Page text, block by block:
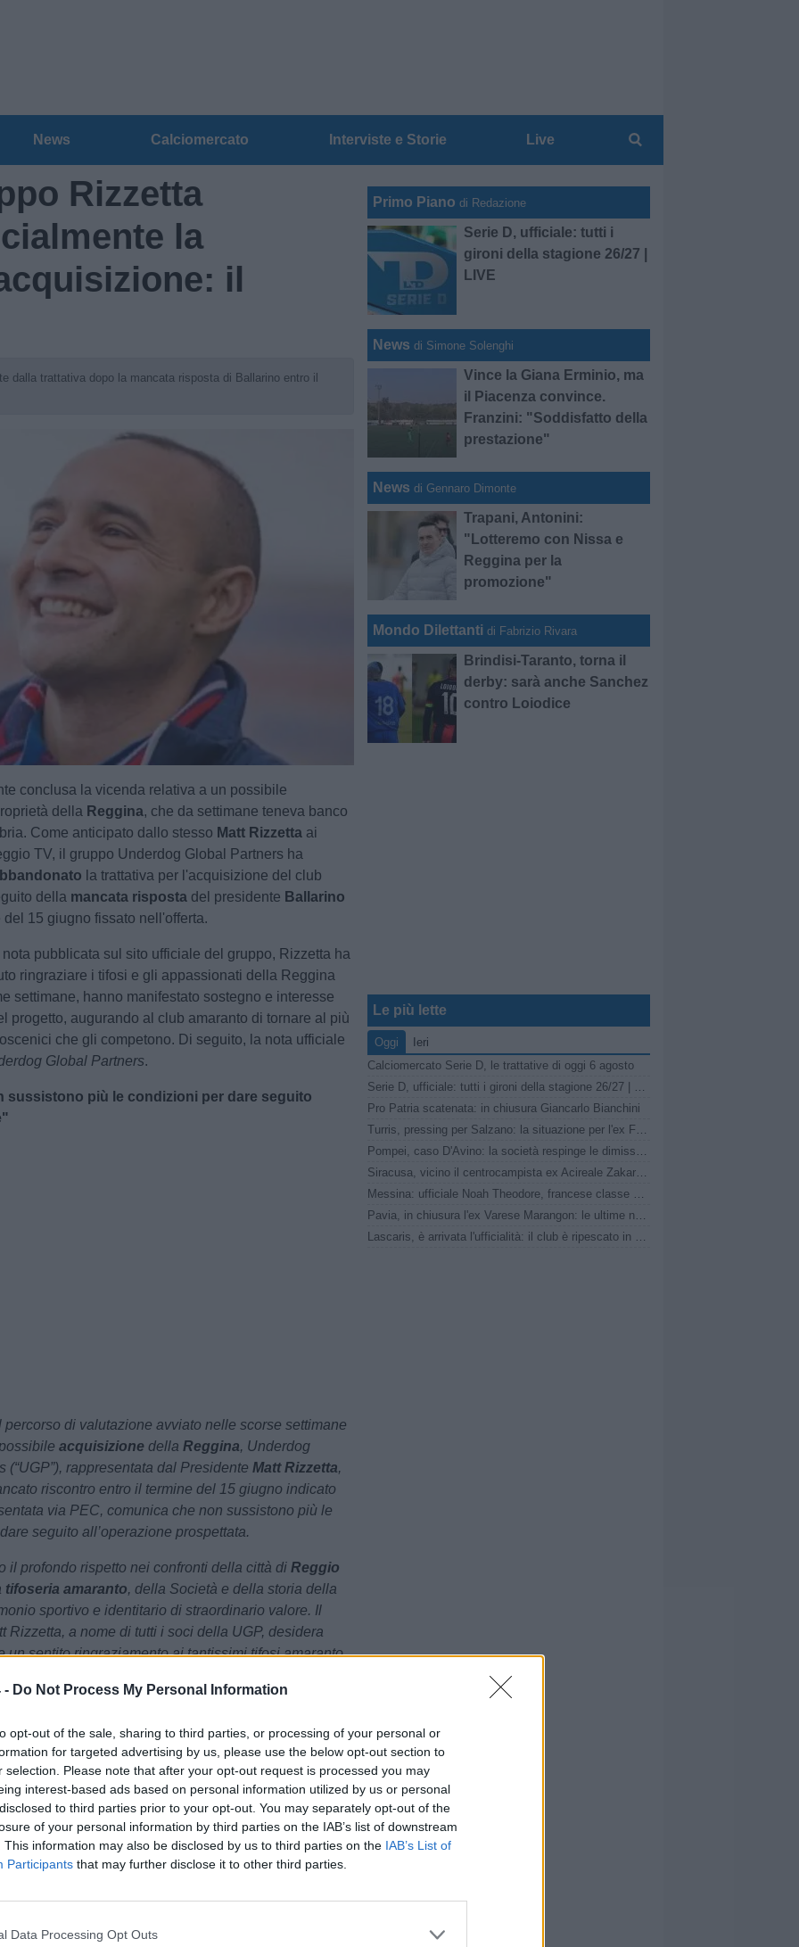
- Do Not Process My Personal Information
opt-out of the sale, sharing to third parties, or processing of your personal or
for targeted advertising by us, please use the below opt-out section to
selection. Please note that after your opt-out request is processed you may
interest-based ads based on personal information utilized by us or personal
to third parties prior to your opt-out. You may separately opt-out of the
of your personal information by third parties on the IAB’s list of downstream
This information may also be disclosed by us to third parties on the IAB’s List of
Participants that may further disclose it to other third parties.
Data Processing Opt Outs
News Calciomercato Interviste e Storie Live
Rizzetta
la
il
dalla trattativa dopo la mancata risposta di Ballarino entro il
conclusa la vicenda relativa a un possibile
della Reggina, che da settimane teneva banco
Come anticipato dallo stesso Matt Rizzetta ai
TV, il gruppo Underdog Global Partners ha
la trattativa per l'acquisizione del club
della mancata risposta del presidente Ballarino
del 15 giugno fissato nell'offerta.
pubblicata sul sito ufficiale del gruppo, Rizzetta ha
ringraziare i tifosi e gli appassionati della Reggina
settimane, hanno manifestato sostegno e interesse
progetto, augurando al club amaranto di tornare al più
che gli competono. Di seguito, la nota ufficiale
Global Partners.
sussistono più le condizioni per dare seguito
percorso di valutazione avviato nelle scorse settimane
acquisizione dellaReggina, Underdog
(“UGP”), rappresentata dal PresidenteMatt Rizzetta,
riscontro entro il termine del 15 giugno indicato
via PEC, comunica che non sussistono più le
seguito all’operazione prospettata.
il profondo rispetto nei confronti della città diReggio
tifoseria amaranto, della Società e della storia della
sportivo e identitario di straordinario valore. Il
Rizzetta, a nome di tutti i soci della UGP, desidera
un sentito ringraziamento ai tantissimi tifosi amaranto
evicinanzanei confronti di questo progetto, nato
il legame personale e affettivo che da sempre lo
Calabria.
stato possibile trasformare questo progetto in realtà,
l’ammirazione e l’affetto verso i colori amaranto,
la Società, la città e i suoi tifosi possano ritrovare al
che meritano."
Reggina, tutti gli aggiornamenti in tempo reale
Primo Piano di Redazione
Serie D, ufficiale: tutti i
gironi della stagione 26/27 |
LIVE
News di Simone Solenghi
Vince la Giana Erminio, ma
il Piacenza convince.
Franzini: "Soddisfatto della
prestazione"
News di Gennaro Dimonte
Trapani, Antonini:
"Lotteremo con Nissa e
Reggina per la
promozione"
Mondo Dilettanti di Fabrizio Rivara
Brindisi-Taranto, torna il
derby: sarà anche Sanchez
contro Loiodice
Le più lette
Oggi
Ieri
Calciomercato Serie D, le trattative di oggi 6 agosto
Serie D, ufficiale: tutti i gironi della stagione 26/27 | LIVE
Pro Patria scatenata: in chiusura Giancarlo Bianchini
Turris, pressing per Salzano: la situazione per l'ex Fasano
Pompei, caso D'Avino: la società respinge le dimissioni del Direttore Generale
Siracusa, vicino il centrocampista ex Acireale Zakaria Daqoune
Messina: ufficiale Noah Theodore, francese classe 2007
Pavia, in chiusura l'ex Varese Marangon: le ultime novità
Lascaris, è arrivata l'ufficialità: il club è ripescato in Serie D